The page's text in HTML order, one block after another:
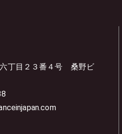
丁目２３番４号 桑野ビ